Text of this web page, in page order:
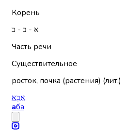
Корень
א - ב - ב
Часть речи
Существительное
росток, почка (растения) (лит.)
אַבָּא
аба